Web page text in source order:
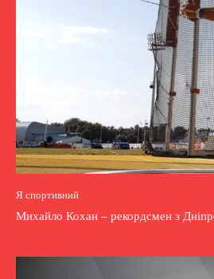
Я спортивний
Михайло Кохан – рекордсмен з